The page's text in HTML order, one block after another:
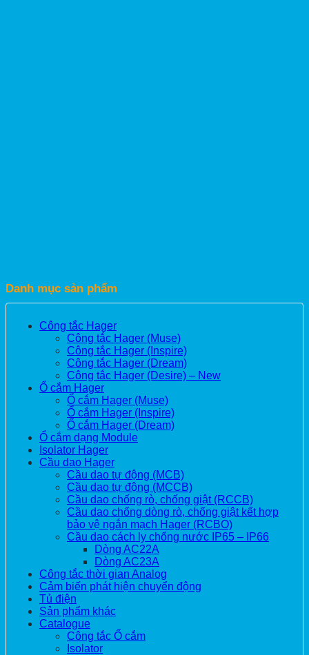
Danh mục sản phẩm
Công tắc Hager
Công tắc Hager (Muse)
Công tắc Hager (Inspire)
Công tắc Hager (Dream)
Công tắc Hager (Desire) – New
Ổ cắm Hager
Ổ cắm Hager (Muse)
Ổ cắm Hager (Inspire)
Ổ cắm Hager (Dream)
Ổ cắm dạng Module
Isolator Hager
Cầu dao Hager
Cầu dao tự động (MCB)
Cầu dao tự động (MCCB)
Cầu dao chống rò, chống giật (RCCB)
Cầu dao chống dòng rò, chống giật kết hợp
bảo vệ ngắn mạch Hager (RCBO)
Cầu dao cách ly chống nước IP65 – IP66
Dòng AC22A
Dòng AC23A
Công tắc thời gian Analog
Cảm biến phát hiện chuyển động
Tủ điện
Sản phẩm khác
Catalogue
Công tắc Ổ cắm
Isolator